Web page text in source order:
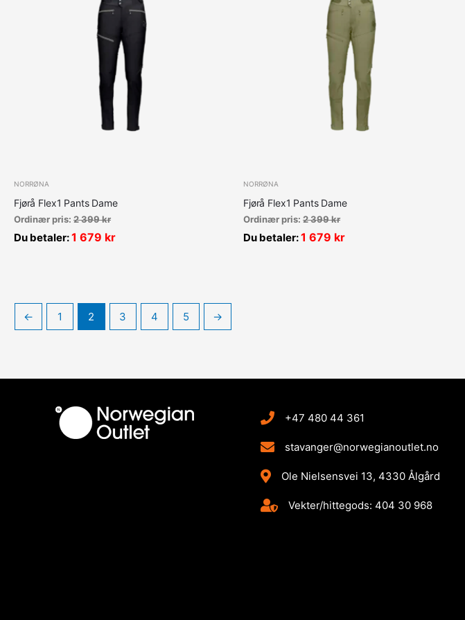
NORRØNA
Fjørå Flex1 Pants Dame
Ordinær pris: 2 399kr
Du betaler:1 679 kr
NORRØNA
Fjørå Flex1 Pants Dame
Ordinær pris: 2 399kr
Du betaler:1 679 kr
← 1 2 3 4 5 →
+47 480 44 361
stavanger@norwegianoutlet.no
Ole Nielsensvei 13, 4330 Ålgård
Vekter/hittegods: 404 30 968